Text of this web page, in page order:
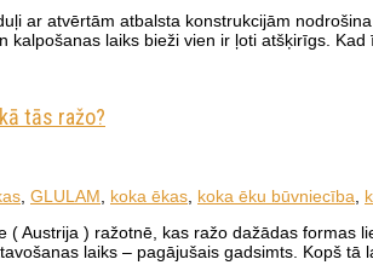
ar atvērtām atbalsta konstrukcijām
kalpošanas laiks bieži vien ir ļoti atšķirīgs.
tās ražo?
GLULAM koka ēkas koka ēku būvniecība
( Austrija ) ražotnē, kas ražo dažādas
laiks – pagājušais gadsimts. Kopš